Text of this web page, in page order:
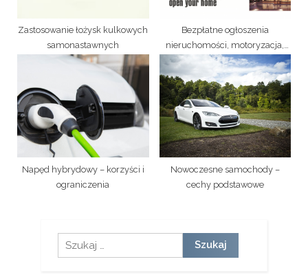
Zastosowanie łożysk kulkowych
samonastawnych
Bezpłatne ogłoszenia
nieruchomości, motoryzacja,
praca na www.oyh.pl
Napęd hybrydowy – korzyści i
ograniczenia
Nowoczesne samochody –
cechy podstawowe
Szukaj: